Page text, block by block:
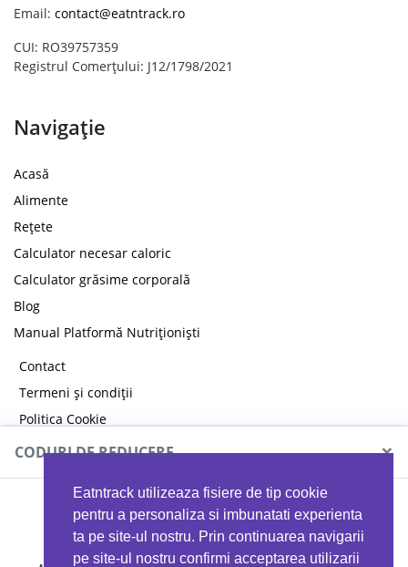
Eatntrack utilizeaza fisiere de tip cookie
pentru a personaliza si imbunatati experienta
ta pe site-ul nostru. Prin continuarea navigarii
pe site-ul nostru confirmi acceptarea utilizarii
Email: contact@eatntrack.ro
CUI: RO39757359
Registrul Comerțului: J12/1798/2021
Navigație
Acasă
Alimente
Rețete
Calculator necesar caloric
Calculator grăsime corporală
Blog
Manual Platformă Nutriționiști
Contact
Termeni și condiții
Politica Cookie
Politica de confidențialitate
CODURI DE REDUCERE ×
MYPROTEIN